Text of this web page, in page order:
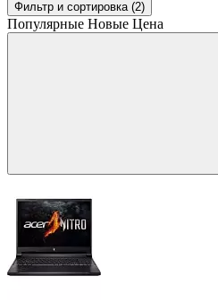
Фильтр и сортировка (2)
Популярные Новые Цена